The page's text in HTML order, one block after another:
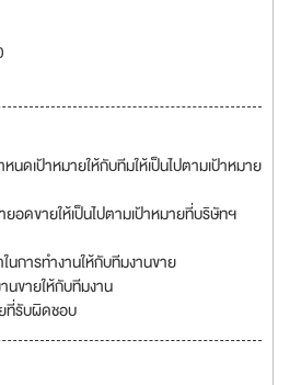
นดเป้าหมายให้กับทีมให้เป็นไปตามเป้าหมาย
ยอดขายให้เป็นไปตามเป้าหมายที่บริษัทฯ
นการทำงานให้กับทีมงานขาย
นขายให้กับทีมงาน
ที่รับผิดชอบ